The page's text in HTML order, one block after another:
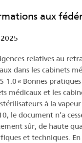
aux
relatives au
dans les cabinets
1.0 « Bonnes
médicaux et les
à la
le document n’a
sûr, de haute
et techniques.